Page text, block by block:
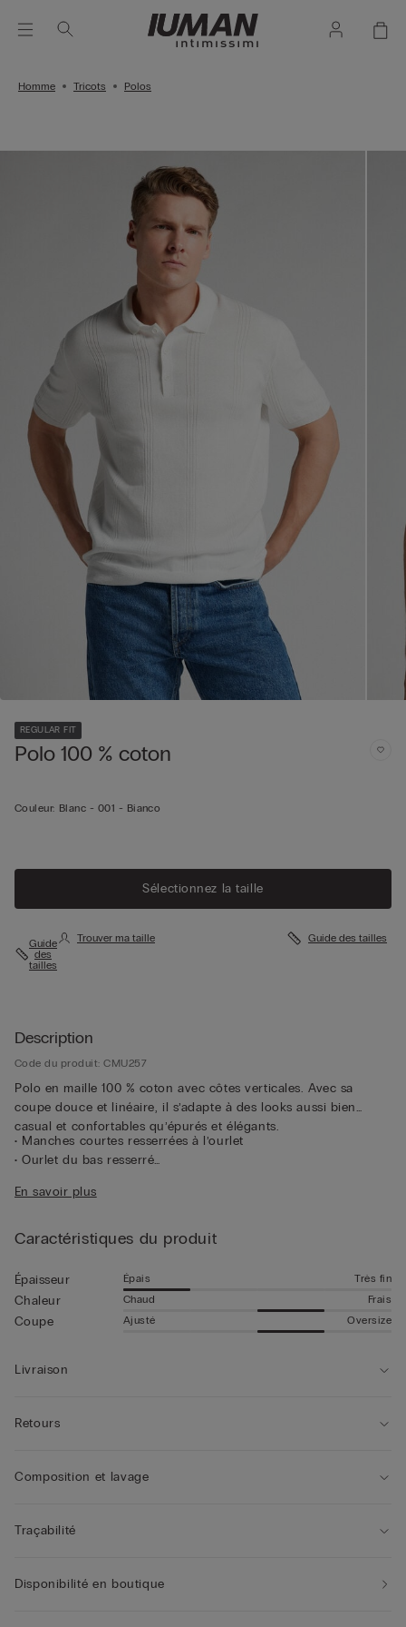
Homme Tricots Polos
REGULAR FIT
Polo 100 % coton
Couleur: Blanc - 001 - Bianco
Sélectionnez la taille
Guide
des
tailles
Trouver ma taille Guide des tailles
Description
Code du produit: CMU257
Polo en maille 100 % coton avec côtes verticales. Avec sa
coupe douce et linéaire, il s’adapte à des looks aussi bien
casual et confortables qu’épurés et élégants.
• Manches courtes resserrées à l’ourlet
• Ourlet du bas resserré
• Le mannequin mesure 1,85 m et porte une taille L
En savoir plus
Caractéristiques du produit
Épaisseur Épais Très fin
Chaleur Chaud Frais
Coupe Ajusté Oversize
Livraison
Retours
Composition et lavage
Traçabilité
Disponibilité en boutique